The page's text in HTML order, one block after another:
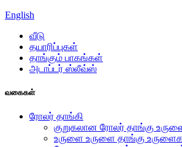
English
வீடு
தயாரிப்புகள்
தாங்கும் பாகங்கள்
அடாப்டர் ஸ்லீவ்ஸ்
வகைகள்
ரோலர் தாங்கி
குறுகலான ரோலர் தாங்கு
உருளை உருளை தாங்கு